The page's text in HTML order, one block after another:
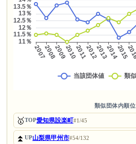
類似団体内順位
🥇TOP愛知県設楽町#1/45
⏫UP山梨県甲州市#54/132